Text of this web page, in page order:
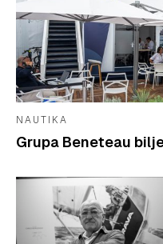
NAUTIKA
Grupa Beneteau